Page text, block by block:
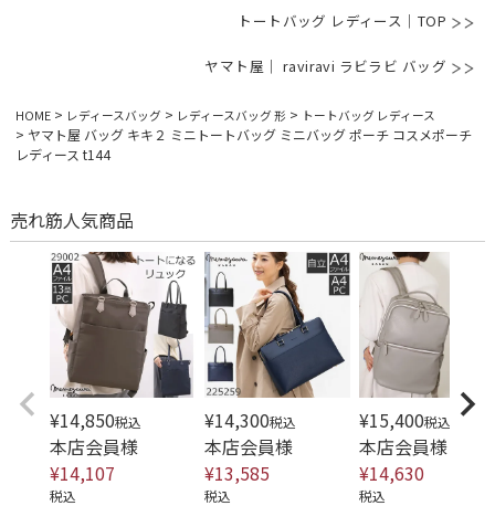
トートバッグ レディース｜TOP
ヤマト屋｜ raviravi ラビラビ バッグ
HOME レディースバッグ レディースバッグ 形 トートバッグ レディース
ヤマト屋 バッグ キキ２ ミニトートバッグ ミニバッグ ポーチ コスメポーチ
レディース t144
売れ筋人気商品
¥14,850税込
本店会員様
¥14,107
税込
¥14,300税込
本店会員様
¥13,585
税込
¥15,400税込
本店会員様
¥14,630
税込